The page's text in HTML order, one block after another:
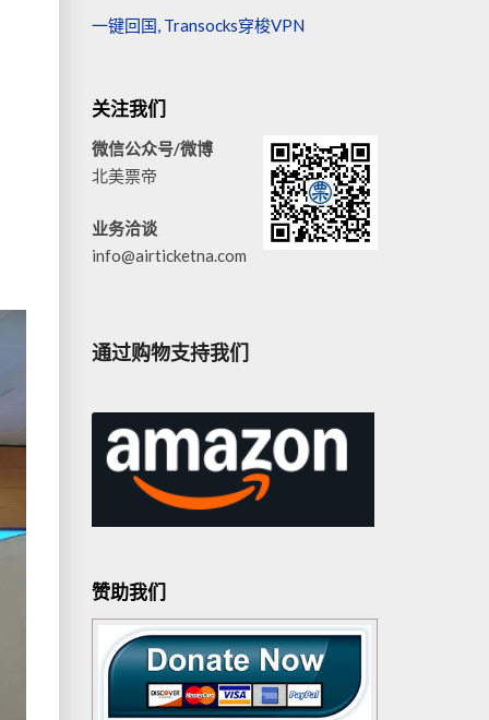
一键回国, Transocks穿梭VPN
关注我们
微信公众号/微博
北美票帝
业务洽谈
info@airticketna.com
通过购物支持我们
赞助我们